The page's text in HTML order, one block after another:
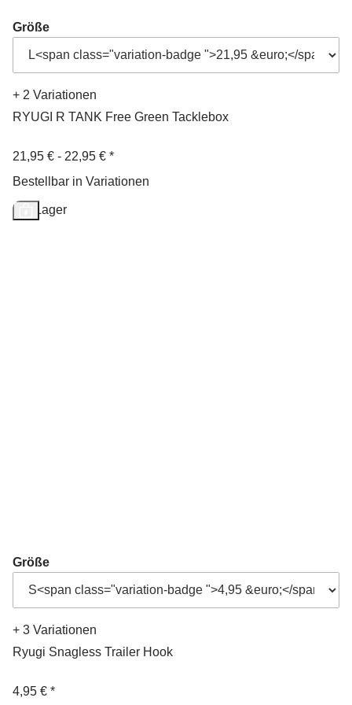
Größe
+ 2 Variationen
RYUGI R TANK Free Green Tacklebox
21,95 € - 22,95 € *
Bestellbar in Variationen
Auf Lager
Größe
+ 3 Variationen
Ryugi Snagless Trailer Hook
4,95 € *